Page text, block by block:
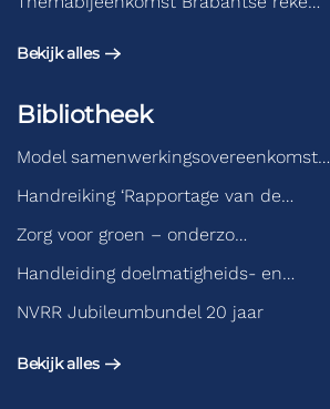
Bekijk alles
Bibliotheek
Model samenwerkingsovereenkomst…
Handreiking ‘Rapportage van de…
Zorg voor groen – onderzo…
Handleiding doelmatigheids- en…
NVRR Jubileumbundel 20 jaar
Bekijk alles